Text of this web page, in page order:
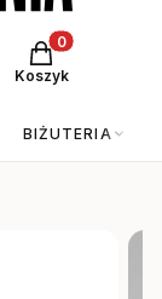
Produkty w
Koszyk
BIŻUTERIA